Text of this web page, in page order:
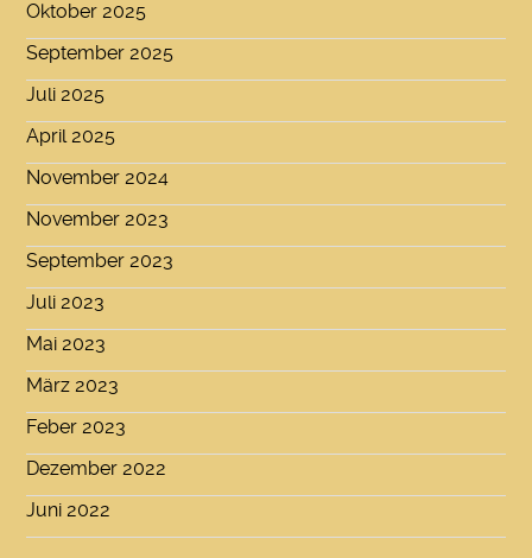
Oktober 2025
September 2025
Juli 2025
April 2025
November 2024
November 2023
September 2023
Juli 2023
Mai 2023
März 2023
Feber 2023
Dezember 2022
Juni 2022